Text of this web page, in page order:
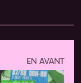
EN AVANT